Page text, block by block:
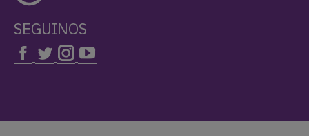
SEGUINOS